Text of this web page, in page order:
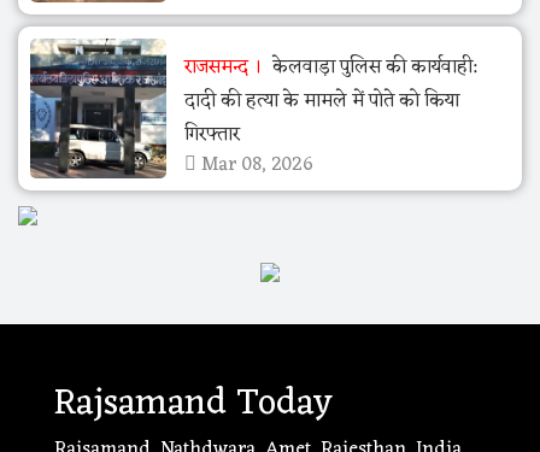
राजसमन्द
केलवाड़ा पुलिस की कार्यवाही:
दादी की हत्या के मामले में पोते को किया
गिरफ्तार
Mar 08, 2026
Rajsamand Today